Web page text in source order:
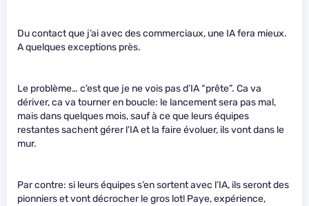
Du contact que j’ai avec des commerciaux, une IA fera mieux.
A quelques exceptions près.
Le problème… c’est que je ne vois pas d’IA “prête”. Ca va
dériver, ca va tourner en boucle: le lancement sera pas mal,
mais dans quelques mois, sauf à ce que leurs équipes
restantes sachent gérer l’IA et la faire évoluer, ils vont dans le
mur.
Par contre: si leurs équipes s’en sortent avec l’IA, ils seront des
pionniers et vont décrocher le gros lot! Paye, expérience,